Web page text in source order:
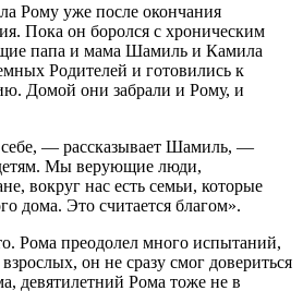
Рому уже после окончания
Пока он боролся с хроническим
папа и мама Шамиль и Камила
Родителей и готовились к
Домой они забрали и Рому, и
— рассказывает Шамиль, —
Мы верующие люди,
вокруг нас есть семьи, которые
дома. Это считается благом».
Рома преодолел много испытаний,
он не сразу смог довериться
девятилетний Рома тоже не в